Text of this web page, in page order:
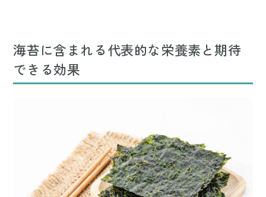
海苔に含まれる代表的な栄養素と期待
できる効果